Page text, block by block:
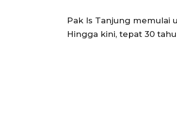
Pak Is Tanjung memulai
Hingga kini, tepat 30